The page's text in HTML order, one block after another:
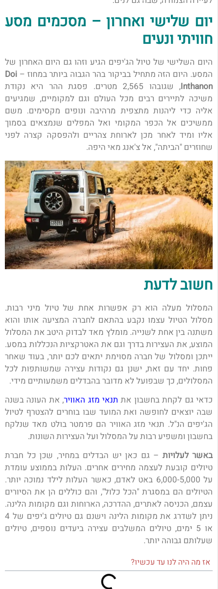
יום שלישי ואחרון – מסכמים מסע
חוויתי ונעים
היום השלישי של טיול הג'יפים הגיע וזהו גם היום האחרון של
המסע. היום הזה מתחיל בביקור בהר הגבוה ביותר במחוז – Doi
Inthanon
, שגובהו 2,565 מטרים. פסגת ההר היא נקודת
משיכה לתיירים רבים מכל העולם וגם למקומיים, שמגיעים
אליה כדי ליהנות מתצפית מרהיבה ונופים מקסימים. משם
ממשיכים אל הכפר המקומי ואל המפלים שנמצאים בסמוך
אליו ומיד לאחר מכן לארוחת צהריים ולהפסקה קצרה לפני
שחוזרים "הביתה", אל צ'אנג מאי היפה.
חשוב לדעת
המסלול מעלה הוא רק אפשרות אחת של טיול מיני רבות.
מסלול הטיול עצמו נקבע בהתאם לחברה המציעה אותו והוא
משתנה בין אחת לשנייה. מומלץ מאד לבדוק היטב את המסלול
המוצע, את העצירות בדרך וגם את האטרקציות הנכללות במסע.
ייתכן ומסלול של חברה מסוימת יתאים לכם יותר, בעוד שאחר
פחות. יחד עם זאת, ישנן גם נקודות עצירה שמשותפות לכל
המסלולים, כך שבפועל לא מדובר בהבדלים משמעותיים מידי.
כדאי גם לקחת בחשבון את תנאי מזג האוויר, את העונה בשנה
שבה יוצאים לחופשה ואת המועד שבו בוחרים להצטרף לטיול
הג'יפים הנ"ל. תנאי מזג האוויר הם פרמטר בולט מאד שנלקח
בחשבון ומשפיע רבות על המסלול ועל העצירות השונות.
באשר לעלויות – גם כאן יש הבדלים במחיר, שכן כל חברת
טיולים קובעת לעצמה מחירים אחרים. העלות בממוצע עומדת
על 6,000-5,000 באט לאדם, כאשר העלות לילד נמוכה יותר.
הטיולים הם במסגרת "הכל כלול", והם כוללים הן את הסיורים
עצמם, הכניסה לאתרים, ההדרכה, הארוחות וגם מקומות הלינה.
ניתן לשדרג את מקומות הלינה וישנם גם טיולים ג'יפים של 4
או 5 ימים, טיולים המשלבים עצירה ביעדים נוספים, טיולים
שעלותם גבוהה יותר.
אז מה היה לנו עד עכשיו?